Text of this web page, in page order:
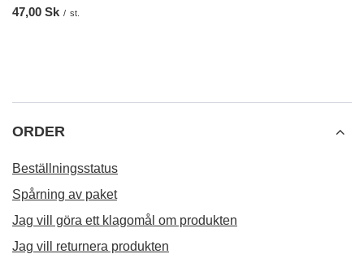
47,00 Sk / st.
ORDER
Beställningsstatus
Spårning av paket
Jag vill göra ett klagomål om produkten
Jag vill returnera produkten